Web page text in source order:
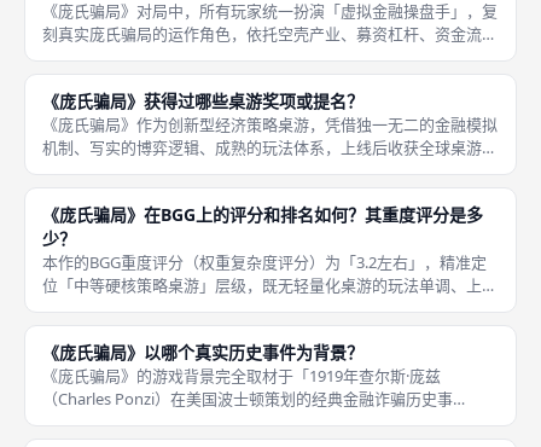
《庞氏骗局》对局中，所有玩家统一扮演「虚拟金融操盘手」，复
刻真实庞氏骗局的运作角色，依托空壳产业、募资杠杆、资金流
转、延迟付息的模式，搭建属于自己的虚假金融体系。玩家无需创
造实际收益，仅依靠资金轮转、债务置换、对手交易维持体系运
转，模拟真实
《庞氏骗局》获得过哪些桌游奖项或提名？
《庞氏骗局》作为创新型经济策略桌游，凭借独一无二的金融模拟
机制、写实的博弈逻辑、成熟的玩法体系，上线后收获全球桌游行
业的广泛认可，斩获多项国际权威桌游奖项提名，是小众硬核桌游
中获奖认可度极高的代表作。本作虽不属于大众爆款获奖桌游，但
在经济题
《庞氏骗局》在BGG上的评分和排名如何？其重度评分是多
少？
本作的BGG重度评分（权重复杂度评分）为「3.2左右」，精准定
位「中等硬核策略桌游」层级，既无轻量化桌游的玩法单调、上限
过低问题，也无重度重策桌游的规则繁琐、学习成本过高问题，复
杂度适中、策略深度充足，专门适配有一定桌游基础、追求逻辑博
弈与
《庞氏骗局》以哪个真实历史事件为背景？
《庞氏骗局》的游戏背景完全取材于「1919年查尔斯·庞兹
（Charles Ponzi）在美国波士顿策划的经典金融诈骗历史事
件」，该事件是全球金融史上最知名的庞氏骗局原型，也是金融教